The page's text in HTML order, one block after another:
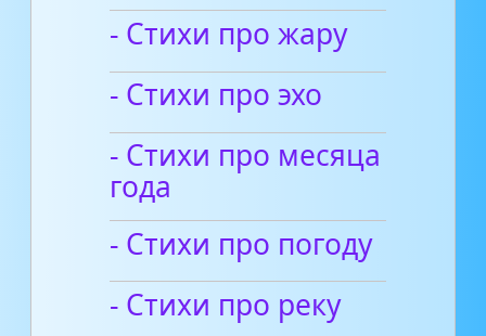
- Стихи про жару
- Стихи про эхо
- Стихи про месяца
года
- Стихи про погоду
- Стихи про реку